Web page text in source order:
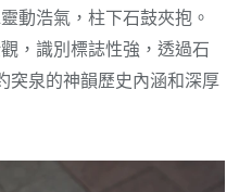
動浩氣，柱下石鼓夾抱。
，識別標誌性強，透過石
突泉的神韻歷史內涵和深厚